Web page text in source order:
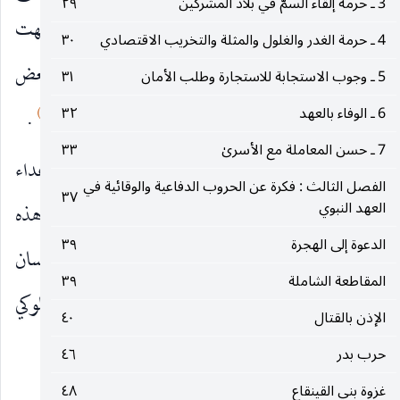
4 ـ حرمة الغدر والغلول والمثلة والتخريب الاقتصادي
٣٠
5 ـ وجوب الاستجابة للاستجارة وطلب الأمان
٣١
6 ـ الوفاء بالعهد
٣٢
7 ـ حسن المعاملة مع الأسرىٰ
٣٣
الفصل الثالث : فكرة عن الحروب الدفاعية والوقائية في
العهد النبوي
٣٧
الدعوة إلى الهجرة
٣٩
المقاطعة الشاملة
٣٩
الإذن بالقتال
٤٠
حرب بدر
٤٦
غزوة بني القينقاع
٤٨
، فاقتتلوا فانهزم العدو ، وقتل من قتل منهم ، ولما انتهت
المعركة جاء الحارث بفداء ابنته ، وحينما رأىٰ بعض
المشاهد الكريمة أسلم ومعه ابنان له وجمع من قومه
.
وهذه المعركة معركة دفاع أيضاً انتهت بهزيمة الأعداء
بعد قتل عدد قليل منهم ، وقد ايقن زعيمهم ان هذه
الرسالة هي رسالة الخير والعدل جاءت لهداية الإنسان
وانقاذه من جميع الوان الانحراف الفكري والسلوكي
فأسلم طائعاً .